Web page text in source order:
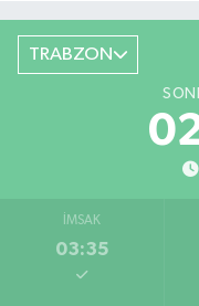
TRABZON
İMSAK
03:35